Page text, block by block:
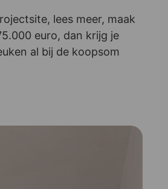
lees meer, maak
euro, dan krijg je
al bij de koopsom